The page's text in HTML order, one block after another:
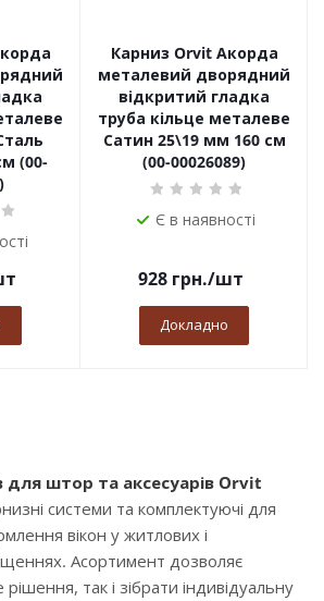
(00-
Карниз Orvit Акорда
металевий дворядний
відкритий гладка
труба кільце металеве
Сатин 25\19 мм 160 см
(00-00026089)
Є в наявності
928грн./шт
Докладно
для штор та аксесуарів Orvit
системи та комплектуючі для
вікон у житлових і
Асортимент дозволяє
рішення, так і зібрати індивідуальну